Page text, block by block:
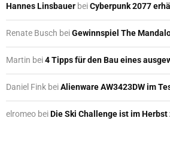
Hannes Linsbauer beiCyberpunk 2077
Renate Busch beiGewinnspiel The
Martin bei4 Tipps für den Bau eines
Daniel Fink beiAlienware AW3423DW im
elromeo beiDie Ski Challenge ist im Herbst